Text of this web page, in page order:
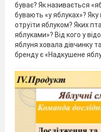
буває? Як називається
бувають «у яблуках»?
отруїти яблуком? Яких
яблуками»? Від кого у
яблуня ховала дівчинку
бренду є «Надкушене